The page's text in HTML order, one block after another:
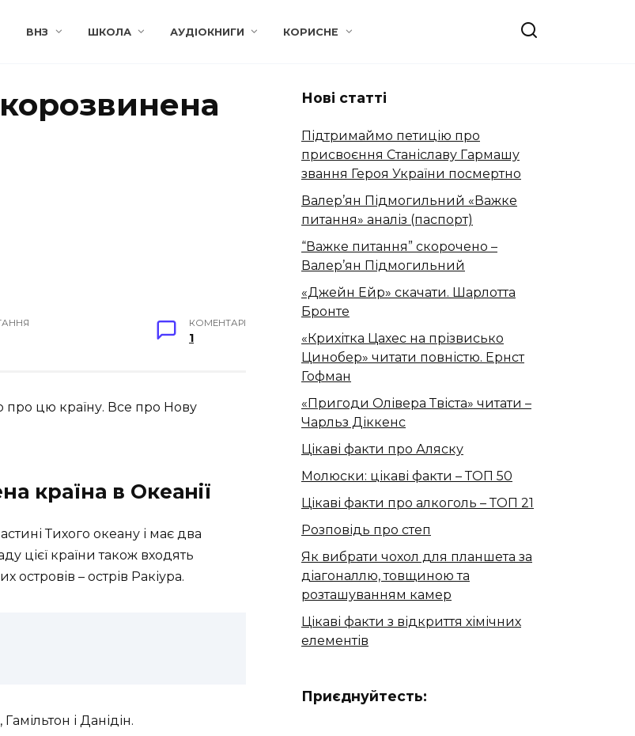
ВНЗ ШКОЛА АУДІОКНИГИ КОРИСНЕ
КОМЕНТАРІ
1
про цю країну. Все про Нову
країна в Океанії
Тихого океану і має два
цієї країни також входять
– острів Ракіура.
і Данідін.
Нові статті
Підтримаймо петицію про
присвоєння Станіславу Гармашу
звання Героя України посмертно
Валер’ян Підмогильний «Важке
питання» аналіз (паспорт)
“Важке питання” скорочено –
Валер’ян Підмогильний
«Джейн Ейр» скачати. Шарлотта
Бронте
«Крихітка Цахес на прізвисько
Цинобер» читати повністю. Ернст
Гофман
«Пригоди Олівера Твіста» читати –
Чарльз Діккенс
Цікаві факти про Аляску
Молюски: цікаві факти – ТОП 50
Цікаві факти про алкоголь – ТОП 21
Розповідь про степ
Як вибрати чохол для планшета за
діагоналлю, товщиною та
розташуванням камер
Цікаві факти з відкриття хімічних
елементів
Приєднуйтесть: